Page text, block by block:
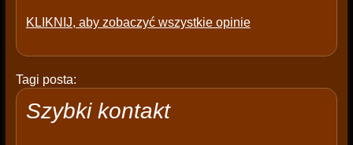
KLIKNIJ, aby zobaczyć wszystkie opinie
Tagi posta:
Szybki kontakt